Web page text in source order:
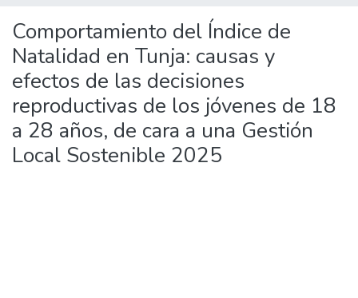
Comportamiento del Índice de
Natalidad en Tunja: causas y
efectos de las decisiones
reproductivas de los jóvenes de 18
a 28 años, de cara a una Gestión
Local Sostenible 2025